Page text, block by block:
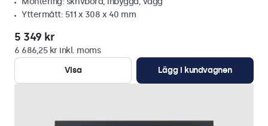
Yttermått: 511 x 308 x 40 mm
5 349 kr
6 686,25 kr inkl. moms
Visa
Lägg i kundvagnen